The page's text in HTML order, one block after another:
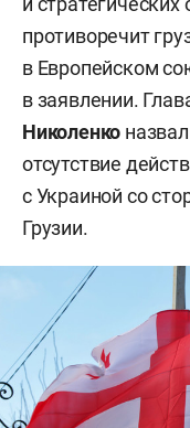
противоречит
в Европейском
в заявлении.
Николенко
отсутствие
с Украиной со
Грузии.